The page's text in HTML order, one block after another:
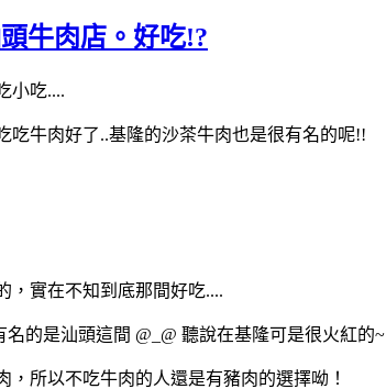
牛肉店。好吃!?
小吃....
吃牛肉好了..基隆的沙茶牛肉也是很有名的呢!!
，實在不知到底那間好吃....
的是汕頭這間 @_@ 聽說在基隆可是很火紅的~
，所以不吃牛肉的人還是有豬肉的選擇呦！